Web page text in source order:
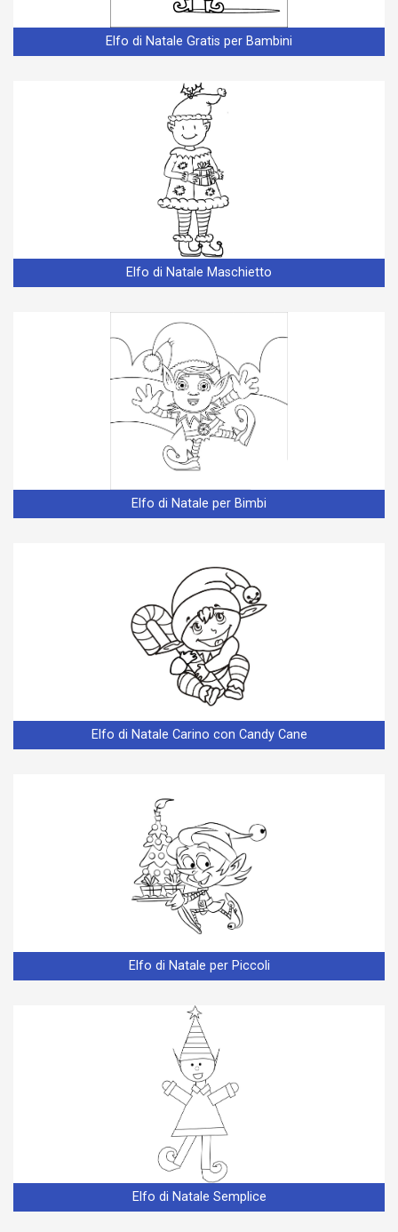
Elfo di Natale Gratis per Bambini
Elfo di Natale Maschietto
Elfo di Natale per Bimbi
Elfo di Natale Carino con Candy Cane
Elfo di Natale per Piccoli
Elfo di Natale Semplice